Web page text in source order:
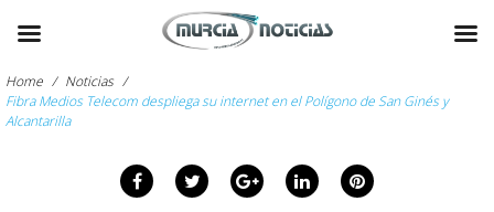
Skip
to
content
Home / Noticias /
Fibra Medios Telecom despliega su internet en el Polígono de San Ginés y
Alcantarilla
FacebookTwitterGoogle+LinkedInPinterest